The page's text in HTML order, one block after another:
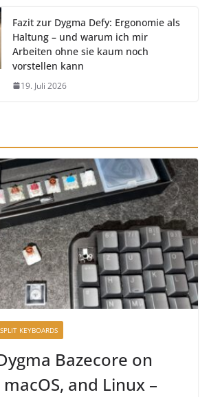
Fazit zur Dygma Defy: Ergonomie als
Haltung – und warum ich mir
Arbeiten ohne sie kaum noch
vorstellen kann
19. Juli 2026
SPLIT KEYBOARDS
Bazecore on
and Linux –